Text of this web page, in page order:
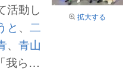
拡大する
活動し
と 、 二
、 青山
我ら演